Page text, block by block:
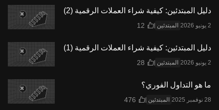
دليل المبتدئين: كيفية شراء العملات الرقمية (2)
المبتدئين
دليل المبتدئين: كيفية شراء العملات الرقمية (1)
المبتدئين
ما هو التداول الفوري؟
المبتدئين